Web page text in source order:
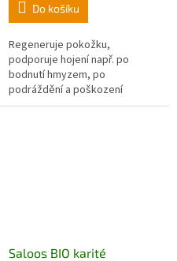
Do košíku
Regeneruje pokožku,
podporuje hojení např. po
bodnutí hmyzem, po
podráždění a poškození
saponáty, poranění, poškrábání,
Saloos BIO karité